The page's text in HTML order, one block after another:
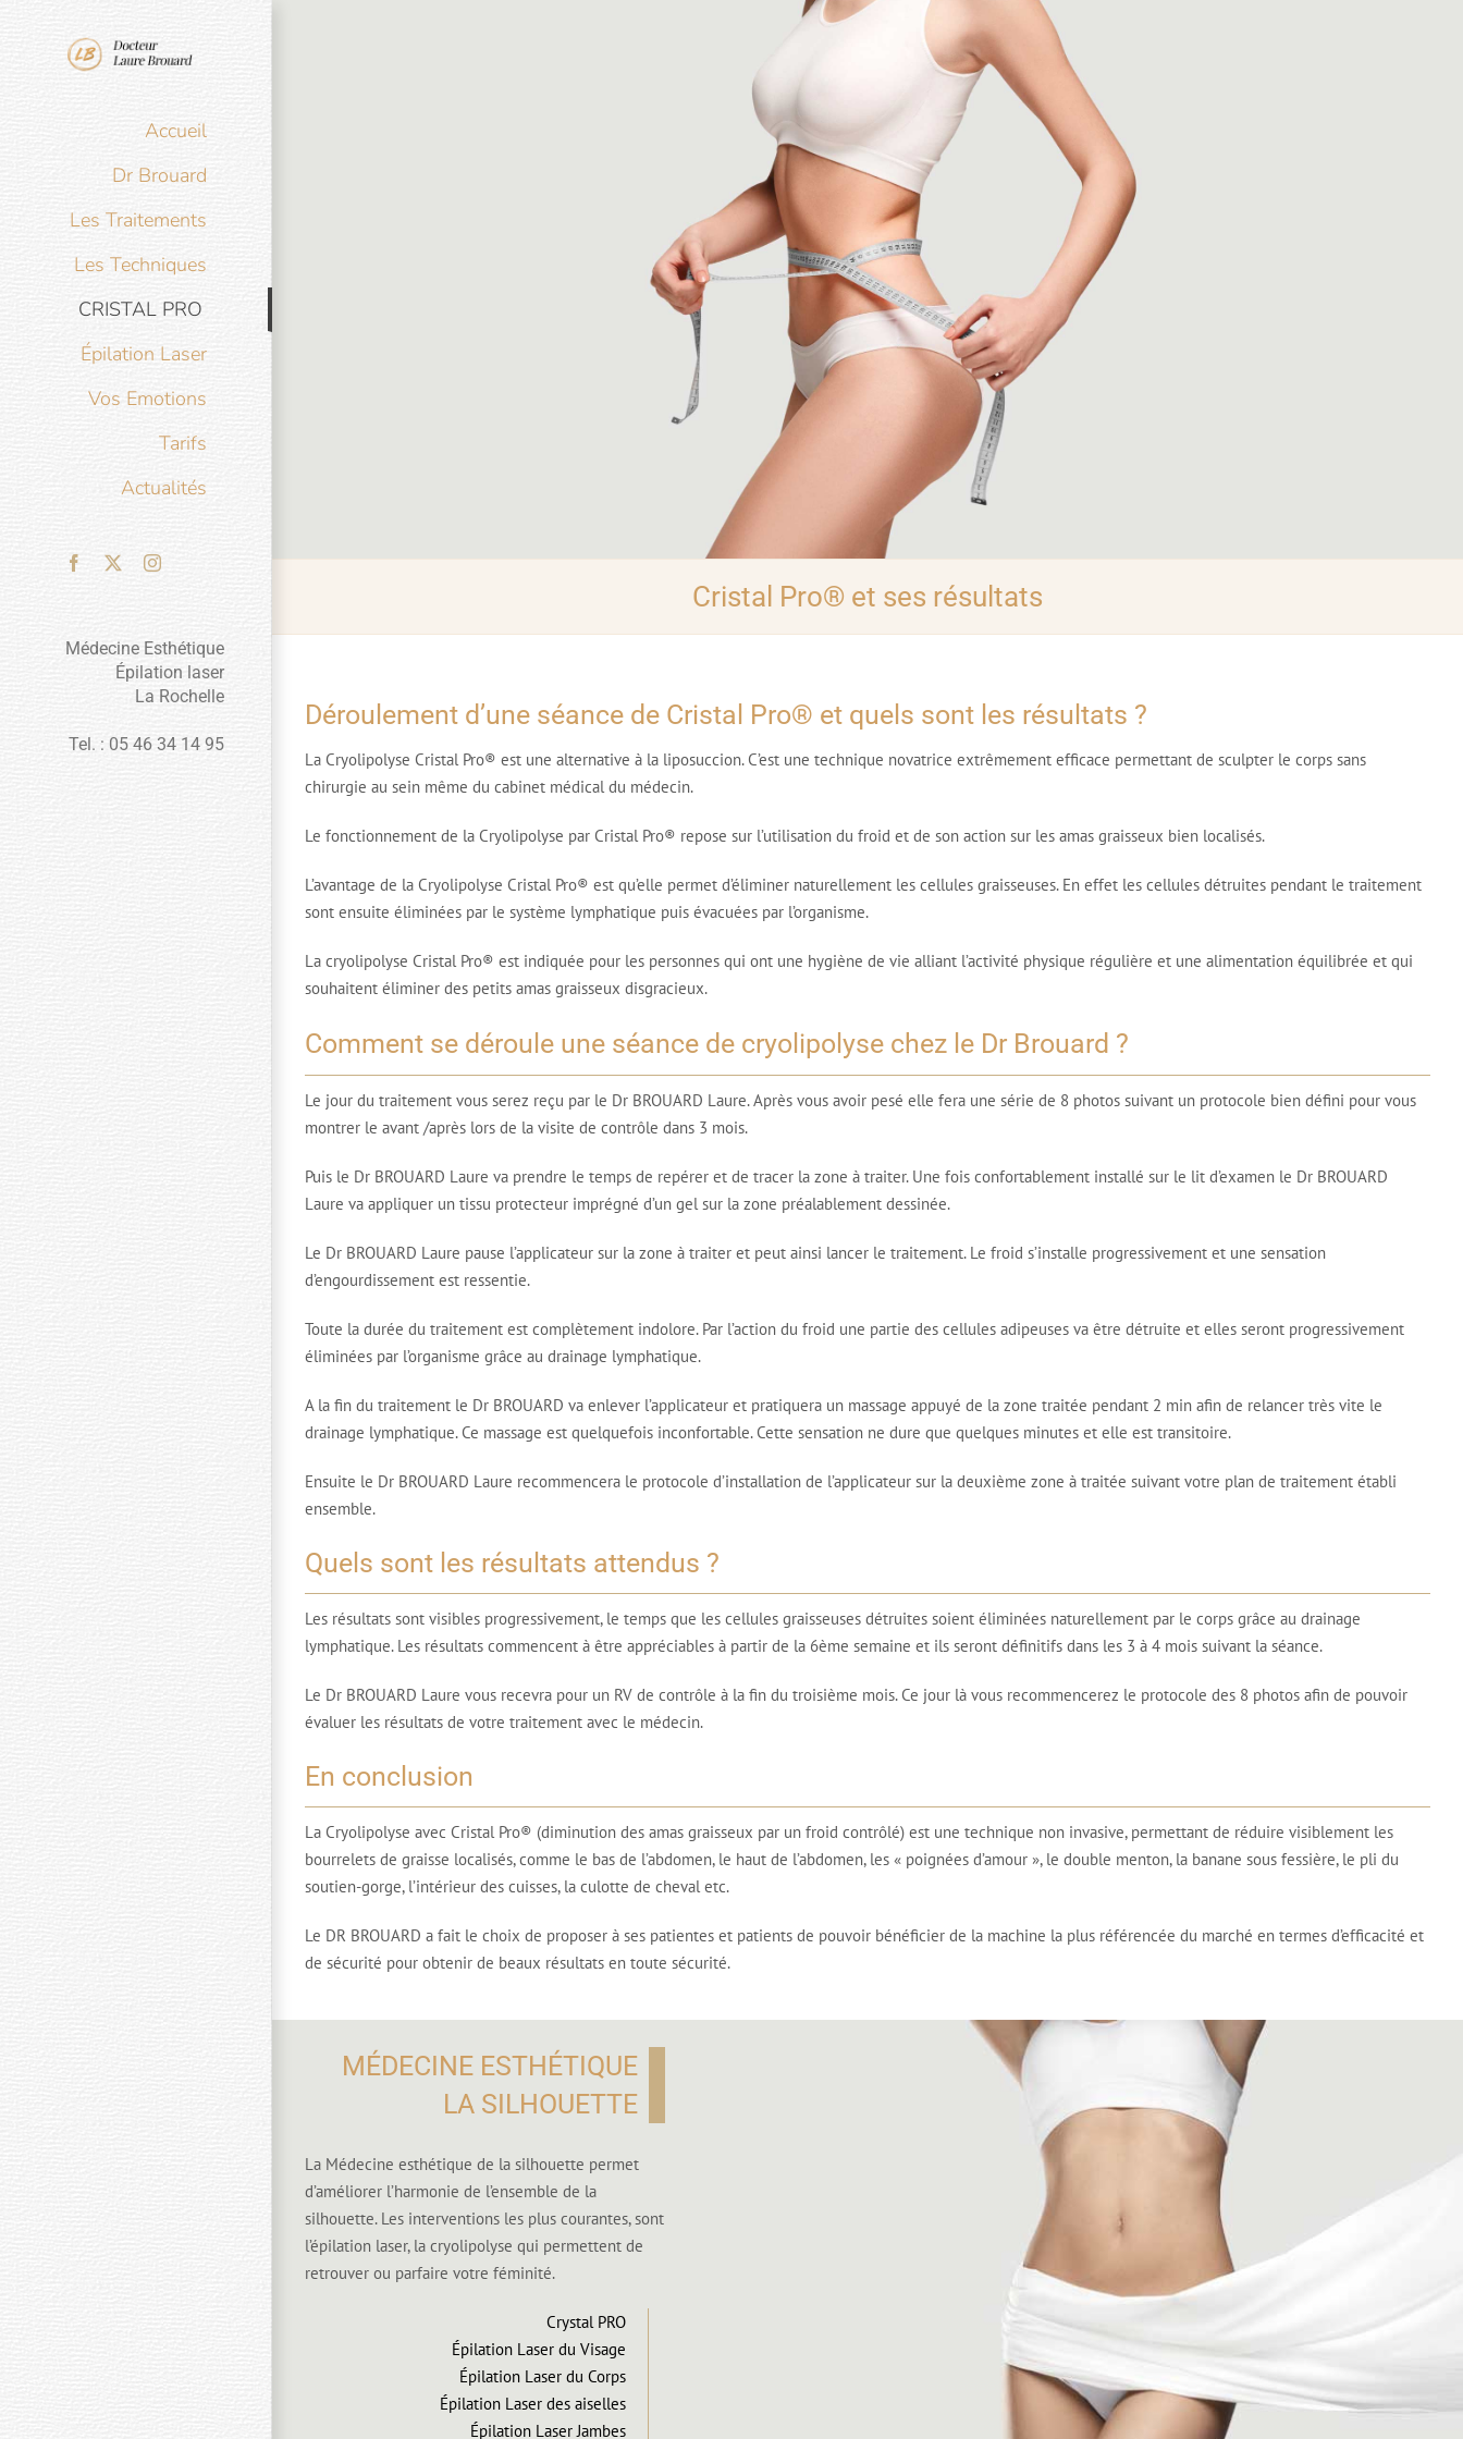
Accueil
Dr Brouard
Les Traitements
Les Techniques
CRISTAL PRO
Épilation Laser
Vos Emotions
Tarifs
Actualités
Facebook Instagram
Médecine Esthétique
Épilation laser
La Rochelle
Tel. : 05 46 34 14 95
Cristal Pro® et ses résultats
Déroulement d’une séance de Cristal Pro® et quels sont les résultats ?
La Cryolipolyse Cristal Pro® est une alternative à la liposuccion. C’est une technique novatrice extrêmement efficace permettant de sculpter le corps sans
chirurgie au sein même du cabinet médical du médecin.
Le fonctionnement de la Cryolipolyse par Cristal Pro® repose sur l’utilisation du froid et de son action sur les amas graisseux bien localisés.
L’avantage de la Cryolipolyse Cristal Pro® est qu’elle permet d’éliminer naturellement les cellules graisseuses. En effet les cellules détruites pendant le traitement
sont ensuite éliminées par le système lymphatique puis évacuées par l’organisme.
La cryolipolyse Cristal Pro® est indiquée pour les personnes qui ont une hygiène de vie alliant l’activité physique régulière et une alimentation équilibrée et qui
souhaitent éliminer des petits amas graisseux disgracieux.
Comment se déroule une séance de cryolipolyse chez le Dr Brouard ?
Le jour du traitement vous serez reçu par le Dr BROUARD Laure. Après vous avoir pesé elle fera une série de 8 photos suivant un protocole bien défini pour vous
montrer le avant /après lors de la visite de contrôle dans 3 mois.
Puis le Dr BROUARD Laure va prendre le temps de repérer et de tracer la zone à traiter. Une fois confortablement installé sur le lit d’examen le Dr BROUARD
Laure va appliquer un tissu protecteur imprégné d’un gel sur la zone préalablement dessinée.
Le Dr BROUARD Laure pause l’applicateur sur la zone à traiter et peut ainsi lancer le traitement. Le froid s’installe progressivement et une sensation
d’engourdissement est ressentie.
Toute la durée du traitement est complètement indolore. Par l’action du froid une partie des cellules adipeuses va être détruite et elles seront progressivement
éliminées par l’organisme grâce au drainage lymphatique.
A la fin du traitement le Dr BROUARD va enlever l’applicateur et pratiquera un massage appuyé de la zone traitée pendant 2 min afin de relancer très vite le
drainage lymphatique. Ce massage est quelquefois inconfortable. Cette sensation ne dure que quelques minutes et elle est transitoire.
Ensuite le Dr BROUARD Laure recommencera le protocole d’installation de l’applicateur sur la deuxième zone à traitée suivant votre plan de traitement établi
ensemble.
Quels sont les résultats attendus ?
Les résultats sont visibles progressivement, le temps que les cellules graisseuses détruites soient éliminées naturellement par le corps grâce au drainage
lymphatique. Les résultats commencent à être appréciables à partir de la 6ème semaine et ils seront définitifs dans les 3 à 4 mois suivant la séance.
Le Dr BROUARD Laure vous recevra pour un RV de contrôle à la fin du troisième mois. Ce jour là vous recommencerez le protocole des 8 photos afin de pouvoir
évaluer les résultats de votre traitement avec le médecin.
En conclusion
La Cryolipolyse avec Cristal Pro® (diminution des amas graisseux par un froid contrôlé) est une technique non invasive, permettant de réduire visiblement les
bourrelets de graisse localisés, comme le bas de l’abdomen, le haut de l’abdomen, les « poignées d’amour », le double menton, la banane sous fessière, le pli du
soutien-gorge, l’intérieur des cuisses, la culotte de cheval etc.
Le DR BROUARD a fait le choix de proposer à ses patientes et patients de pouvoir bénéficier de la machine la plus référencée du marché en termes d’efficacité et
de sécurité pour obtenir de beaux résultats en toute sécurité.
MÉDECINE ESTHÉTIQUE
LA SILHOUETTE
La Médecine esthétique de la silhouette permet
d’améliorer l’harmonie de l’ensemble de la
silhouette. Les interventions les plus courantes, sont
l’épilation laser, la cryolipolyse qui permettent de
retrouver ou parfaire votre féminité.
Crystal PRO
Épilation Laser du Visage
Épilation Laser du Corps
Épilation Laser des aiselles
Épilation Laser Jambes